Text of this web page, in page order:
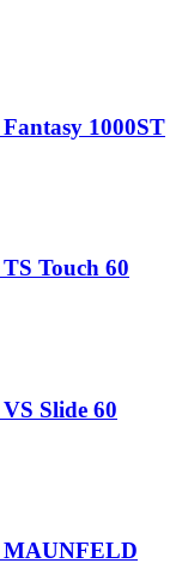
1000ST
Touch 60
Slide 60
MAUNFELD